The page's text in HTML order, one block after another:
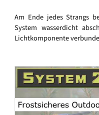
Am Ende jedes Strangs
System wasserdicht
Lichtkomponente